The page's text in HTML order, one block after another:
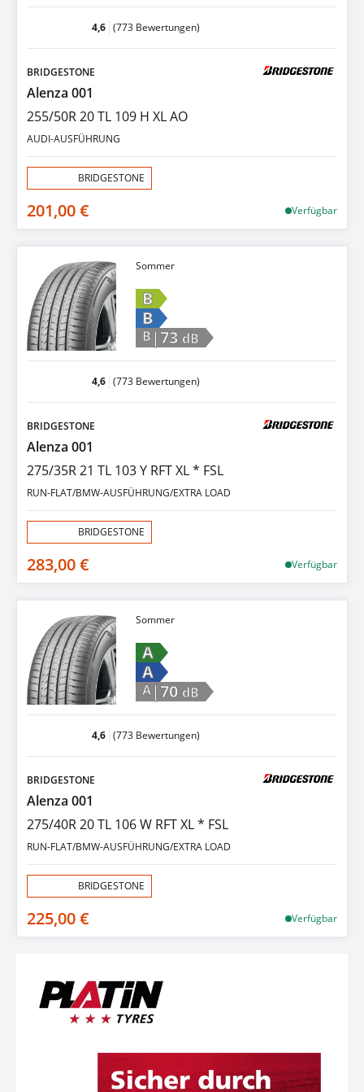
4,6 (773 Bewertungen)
BRIDGESTONE
Alenza 001
255/50R 20 TL 109 H XL AO
AUDI-AUSFÜHRUNG
BRIDGESTONE
201,00 € Verfügbar
Sommer
B
B
B |73 dB
4,6 (773 Bewertungen)
BRIDGESTONE
Alenza 001
275/35R 21 TL 103 Y RFT XL * FSL
RUN-FLAT/BMW-AUSFÜHRUNG/EXTRA LOAD
BRIDGESTONE
283,00 € Verfügbar
Sommer
A
A
A |70 dB
4,6 (773 Bewertungen)
BRIDGESTONE
Alenza 001
275/40R 20 TL 106 W RFT XL * FSL
RUN-FLAT/BMW-AUSFÜHRUNG/EXTRA LOAD
BRIDGESTONE
225,00 € Verfügbar